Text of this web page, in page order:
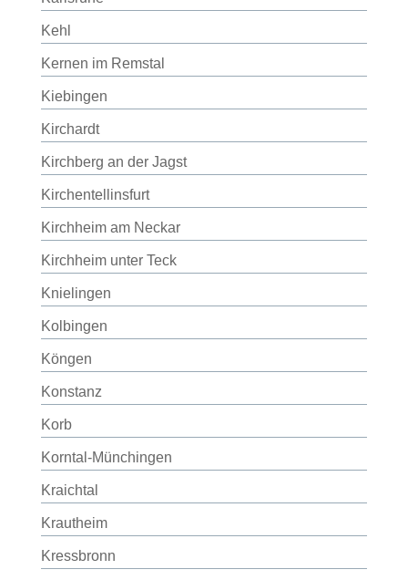
Kehl
Kernen im Remstal
Kiebingen
Kirchardt
Kirchberg an der Jagst
Kirchentellinsfurt
Kirchheim am Neckar
Kirchheim unter Teck
Knielingen
Kolbingen
Köngen
Konstanz
Korb
Korntal-Münchingen
Kraichtal
Krautheim
Kressbronn